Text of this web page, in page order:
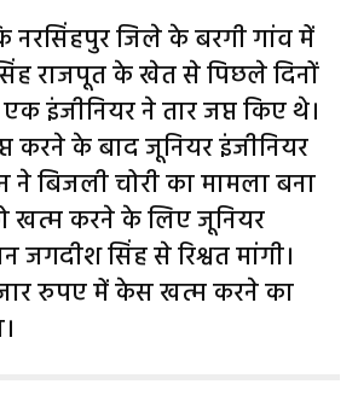
नरसिंहपुर जिले के बरगी गांव में
राजपूत के खेत से पिछले दिनों
इंजीनियर ने तार जप्त किए थे।
करने के बाद जूनियर इंजीनियर
ने बिजली चोरी का मामला बना
खत्म करने के लिए जूनियर
जगदीश सिंह से रिश्वत मांगी।
रुपए में केस खत्म करने का